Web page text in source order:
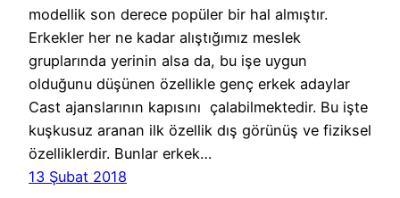
modellik son derece popüler bir hal almıştır.
Erkekler her ne kadar alıştığımız meslek
gruplarında yerinin alsa da, bu işe uygun
olduğunu düşünen özellikle genç erkek adaylar
Cast ajanslarının kapısını çalabilmektedir. Bu işte
kuşkusuz aranan ilk özellik dış görünüş ve fiziksel
özelliklerdir. Bunlar erkek…
13 Şubat 2018